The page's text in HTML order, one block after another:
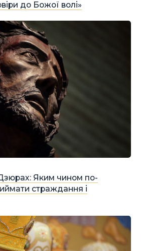
до Божої волі»
Яким чином по-
страждання і